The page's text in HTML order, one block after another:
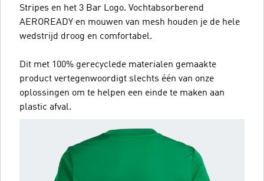
Stripes en het 3 Bar Logo. Vochtabsorberend
AEROREADY en mouwen van mesh houden je de hele
wedstrijd droog en comfortabel.
Dit met 100% gerecyclede materialen gemaakte
product vertegenwoordigt slechts één van onze
oplossingen om te helpen een einde te maken aan
plastic afval.